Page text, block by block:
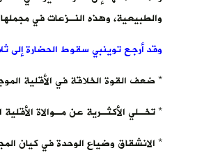
والطبيعية، وهذه النـزعات في
وقد أرجع توينبي سقوط الحضارة إلى
* ضعف القوة الخلاقة في الأقلية
* تخـلي الأكثـرية عن مـوالاة
* الانشقاق وضياع الوحدة في كيان